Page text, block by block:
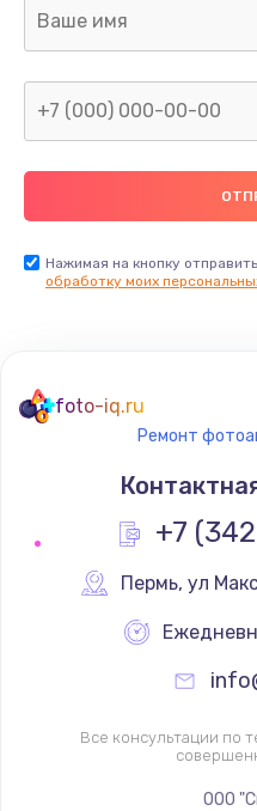
Нажимая на кнопку
обработку моих
foto-iq.ru
Ремонт
+7
Пермь, ул
Все консультации по
ООО